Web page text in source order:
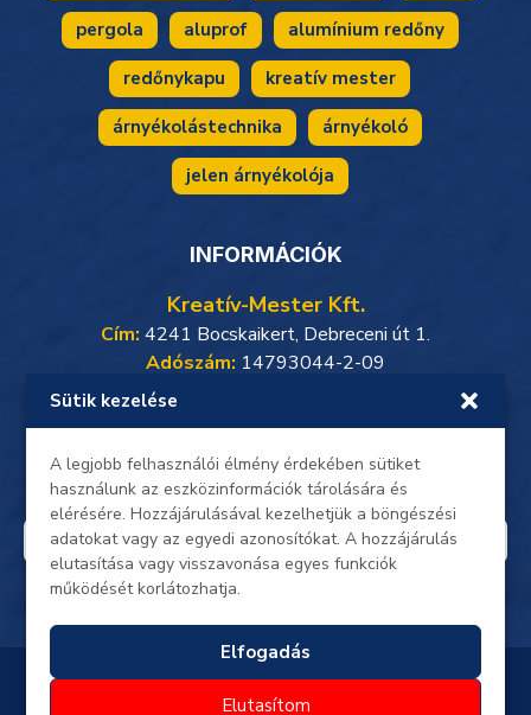
Sütik kezelése
A legjobb felhasználói élmény érdekében sütiket
használunk az eszközinformációk tárolására és
elérésére. Hozzájárulásával kezelhetjük a böngészési
adatokat vagy az egyedi azonosítókat. A hozzájárulás
elutasítása vagy visszavonása egyes funkciók
működését korlátozhatja.
Elfogadás
Elutasítom
pergola aluprof alumínium redőny
redőnykapu kreatív mester
árnyékolástechnika árnyékoló
jelen árnyékolója
INFORMÁCIÓK
Kreatív-Mester Kft.
Cím: 4241 Bocskaikert, Debreceni út 1.
Adószám: 14793044-2-09
Weboldalunkon minden adat, beleértve a személyes
adataidat, titkosított kapcsolaton keresztül zajlik.
Oldalunkon a gyors és biztonságosSimplePay online
bankkártyás fizetésérhető el.
Minden jog fenntartva © 2023 - 2026